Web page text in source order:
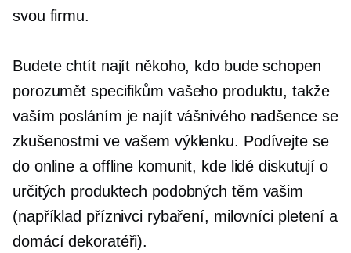
svou firmu.
Budete chtít najít někoho, kdo bude schopen
porozumět specifikům vašeho produktu, takže
vaším posláním je najít vášnivého nadšence se
zkušenostmi ve vašem výklenku. Podívejte se
do online a offline komunit, kde lidé diskutují o
určitých produktech podobných těm vašim
(například příznivci rybaření, milovníci pletení a
domácí dekoratéři).